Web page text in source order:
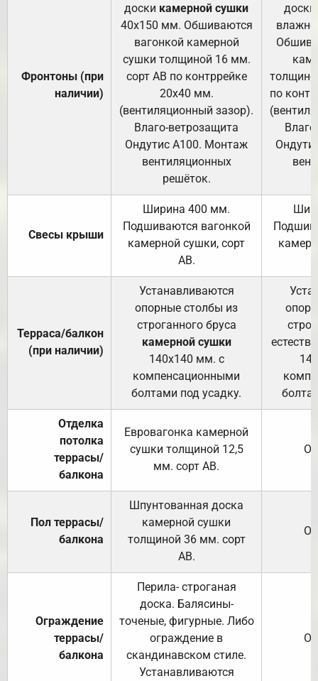
Фронтоны (при
наличии)
доски камерной сушки
40х150 мм. Обшиваются
вагонкой камерной
сушки толщиной 16 мм.
сорт АВ по контррейке
20х40 мм.
(вентиляционный зазор).
Влаго-ветрозащита
Ондутис А100. Монтаж
вентиляционных
решёток.
доски
по
Свесы крыши
Ширина 400 мм.
Подшиваются вагонкой
камерной сушки, сорт
АВ.
Терраса/балкон
(при наличии)
Устанавливаются
опорные столбы из
строганного бруса
камерной сушки
140х140 мм. с
компенсационными
болтами под усадку.
Отделка
потолка
террасы/
балкона
Евровагонка камерной
сушки толщиной 12,5
мм. сорт АВ.
Пол террасы/
балкона
Шпунтованная доска
камерной сушки
толщиной 36 мм. сорт
АВ.
Ограждение
террасы/
балкона
Перила- строганая
доска. Балясины-
точеные, фигурные. Либо
ограждение в
скандинавском стиле.
Устанавливаются